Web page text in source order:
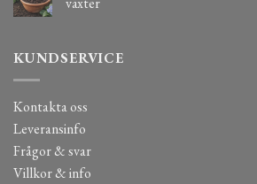
KUNDSERVICE
Kontakta oss
Leveransinfo
Frågor & svar
Villkor & info